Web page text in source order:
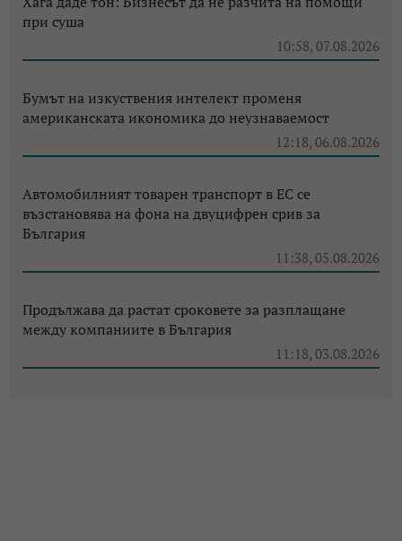
при суша
10:58, 07.08.2026
Бумът на изкуствения интелект променя
американската икономика до неузнаваемост
12:18, 06.08.2026
Автомобилният товарен транспорт в ЕС се
възстановява на фона на двуцифрен срив за
България
11:38, 05.08.2026
Продължава да растат сроковете за разплащане
между компаниите в България
11:18, 03.08.2026